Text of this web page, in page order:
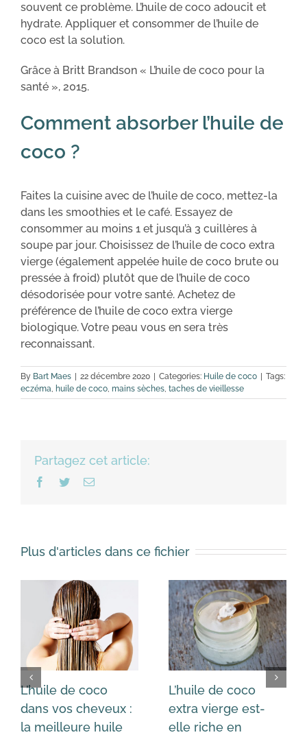
souvent ce problème. L’huile de coco adoucit et
hydrate. Appliquer et consommer de l’huile de
coco est la solution.
Grâce à Britt Brandson « L’huile de coco pour la
santé », 2015.
Comment absorber l’huile de
coco ?
Faites la cuisine avec de l’huile de coco, mettez-la
dans les smoothies et le café. Essayez de
consommer au moins 1 et jusqu’à 3 cuillères à
soupe par jour. Choisissez de l’huile de coco extra
vierge (également appelée huile de coco brute ou
pressée à froid) plutôt que de l’huile de coco
désodorisée pour votre santé. Achetez de
préférence de l’huile de coco extra vierge
biologique. Votre peau vous en sera très
reconnaissant.
By Bart Maes | 22 décembre 2020 | Categories: Huile de coco | Tags:
eczéma, huile de coco, mains sèches, taches de vieillesse
Partagez cet article:
Facebook
TwitterEmail
Plus d'articles dans ce fichier
L’huile de coco
dans vos cheveux :
la meilleure huile
L’huile de coco
extra vierge est-
elle riche en